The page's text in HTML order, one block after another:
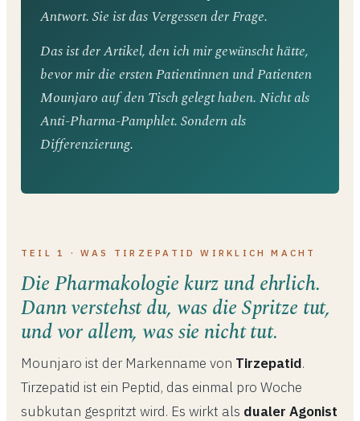
Antwort. Sie ist das Vergessen der Frage.
Das ist der Artikel, den ich mir gewünscht hätte,
bevor mir die ersten Patientinnen und Patienten
Mounjaro auf den Tisch gelegt haben. Nicht als
Anti-Pharma-Pamphlet. Sondern als
Differenzierung.
TEIL 1 · WAS TIRZEPATID WIRKLICH MACHT
Die Pharmakologie kurz und ehrlich.
Dann verstehst du, was die Spritze tut,
und vor allem, was sie nicht tut.
Mounjaro ist der Markenname von Tirzepatid.
Tirzepatid ist ein Peptid, das einmal pro Woche
subkutan gespritzt wird. Es wirkt als dualer Agonist